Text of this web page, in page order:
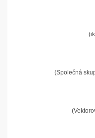
(Společná